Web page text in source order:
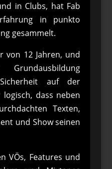
in Clubs, hat Fab
in punkto
gesammelt.
von 12 Jahren, und
auf der
dass neben
Texten,
und Show seinen
VÖs, Features und